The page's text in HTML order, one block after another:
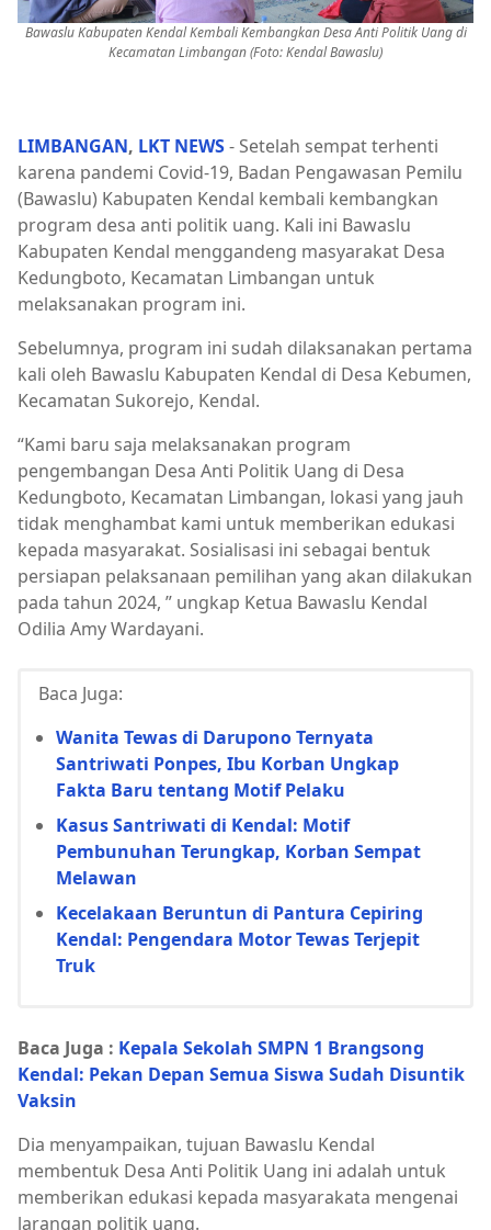
Bawaslu Kabupaten Kendal Kembali Kembangkan Desa Anti Politik Uang di
Kecamatan Limbangan (Foto: Kendal Bawaslu)
LIMBANGAN, LKT NEWS- Setelah sempat terhenti
karena pandemi Covid-19, Badan Pengawasan Pemilu
(Bawaslu) Kabupaten Kendal kembali kembangkan
program desa anti politik uang. Kali ini Bawaslu
Kabupaten Kendal menggandeng masyarakat Desa
Kedungboto, Kecamatan Limbangan untuk
melaksanakan program ini.
Sebelumnya, program ini sudah dilaksanakan pertama
kali oleh Bawaslu Kabupaten Kendal di Desa Kebumen,
Kecamatan Sukorejo, Kendal.
“Kami baru saja melaksanakan program
pengembangan Desa Anti Politik Uang di Desa
Kedungboto, Kecamatan Limbangan, lokasi yang jauh
tidak menghambat kami untuk memberikan edukasi
kepada masyarakat. Sosialisasi ini sebagai bentuk
persiapan pelaksanaan pemilihan yang akan dilakukan
pada tahun 2024, ” ungkap Ketua Bawaslu Kendal
Odilia Amy Wardayani.
Baca Juga:
Wanita Tewas di Darupono Ternyata
Santriwati Ponpes, Ibu Korban Ungkap
Fakta Baru tentang Motif Pelaku
Kasus Santriwati di Kendal: Motif
Pembunuhan Terungkap, Korban Sempat
Melawan
Kecelakaan Beruntun di Pantura Cepiring
Kendal: Pengendara Motor Tewas Terjepit
Truk
Baca Juga : Kepala Sekolah SMPN 1 Brangsong
Kendal: Pekan Depan Semua Siswa Sudah Disuntik
Vaksin
Dia menyampaikan, tujuan Bawaslu Kendal
membentuk Desa Anti Politik Uang ini adalah untuk
memberikan edukasi kepada masyarakata mengenai
larangan politik uang.